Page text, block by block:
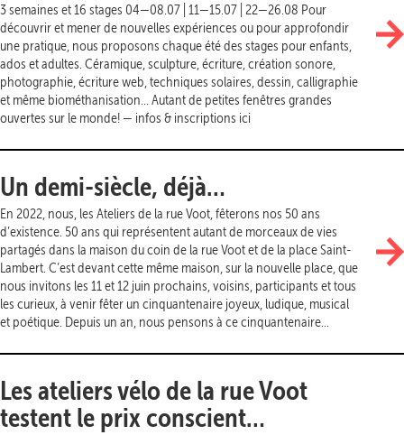
3 semaines et 16 stages 04—08.07 | 11—15.07 | 22—26.08 Pour
découvrir et mener de nouvelles expériences ou pour approfondir
une pratique, nous proposons chaque été des stages pour enfants,
ados et adultes. Céramique, sculpture, écriture, création sonore,
photographie, écriture web, techniques solaires, dessin, calligraphie
et même biométhanisation… Autant de petites fenêtres grandes
ouvertes sur le monde! — infos & inscriptions ici
Un demi-siècle, déjà…
En 2022, nous, les Ateliers de la rue Voot, fêterons nos 50 ans
d’existence. 50 ans qui représentent autant de morceaux de vies
partagés dans la maison du coin de la rue Voot et de la place Saint-
Lambert. C’est devant cette même maison, sur la nouvelle place, que
nous invitons les 11 et 12 juin prochains, voisins, participants et tous
les curieux, à venir fêter un cinquantenaire joyeux, ludique, musical
et poétique. Depuis un an, nous pensons à ce cinquantenaire...
Les ateliers vélo de la rue Voot
testent le prix conscient…